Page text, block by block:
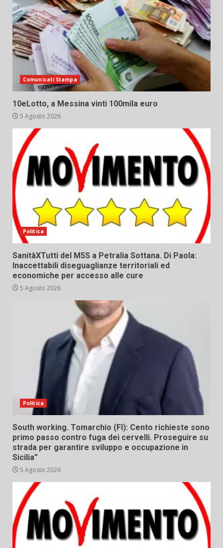
Comunicati Stampa
10eLotto, a Messina vinti 100mila euro
5 Agosto 2026
Politica
SanitàXTutti del M5S a Petralia Sottana. Di Paola:
Inaccettabili diseguaglianze territoriali ed
economiche per accesso alle cure
5 Agosto 2026
Politica
South working. Tomarchio (FI): Cento richieste sono
primo passo contro fuga dei cervelli. Proseguire su
strada per garantire sviluppo e occupazione in
Sicilia”
5 Agosto 2026